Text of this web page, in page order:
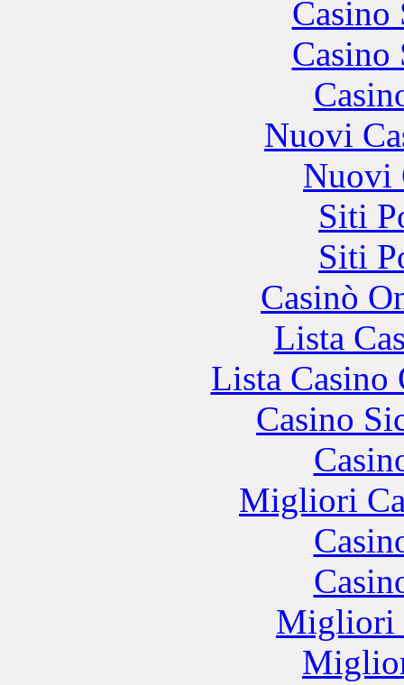
Casino
Casino
Nuovi
Nuovi
Siti
Siti
Casinò
Lista
Lista
Casino
Migliori
Migliori